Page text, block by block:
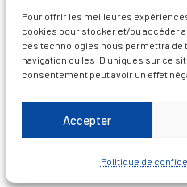
Pour offrir les meilleures
cookies pour stocker et/ou accéder
ces technologies nous permettra
navigation ou les ID uniques sur ce
consentement peut avoir un effet
Accepter
Politique de